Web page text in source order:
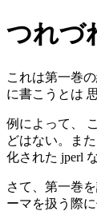
つれづ
これは第一巻
に書こうとは
例によって、
どはない。ま
化された jperl
さて、第一巻
ーマを扱う際